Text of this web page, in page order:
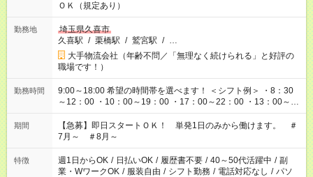
ＯＫ（規定あり）
勤務地
埼玉県久喜市
久喜駅 / 栗橋駅 / 鷲宮駅 / …
大手物流会社（年齢不問／「無理なく続けられる」と好評の
職場です！）
勤務時間
9:00～18:00 希望の時間帯を選べます！ ＜シフト例＞ ・8：30
～12：00 ・10：00～19：00 ・17：00～22：00 ・13：00～
22：00 ・22：00～翌6：00 など
期間
【急募】即日スタートＯＫ！ 単発1日のみから働けます。 ＃
7月～ ＃8月～
特徴 週1日からOK / 日払いOK / 履歴書不要 / 40～50代活躍中 / 副
業・WワークOK / 服装自由 / シフト勤務 / 電話対応なし / パソ